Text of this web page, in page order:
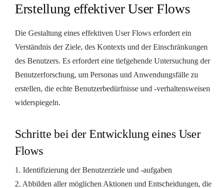
Erstellung effektiver User Flows
Die Gestaltung eines effektiven User Flows erfordert ein
Verständnis der Ziele, des Kontexts und der Einschränkungen
des Benutzers. Es erfordert eine tiefgehende Untersuchung der
Benutzerforschung, um Personas und Anwendungsfälle zu
erstellen, die echte Benutzerbedürfnisse und -verhaltensweisen
widerspiegeln.
Schritte bei der Entwicklung eines User
Flows
1. Identifizierung der Benutzerziele und -aufgaben
2. Abbilden aller möglichen Aktionen und Entscheidungen, die